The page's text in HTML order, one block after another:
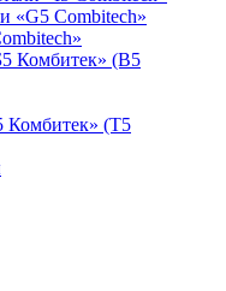
«G5 Combitech»
Комбитек» (B5
Комбитек» (T5